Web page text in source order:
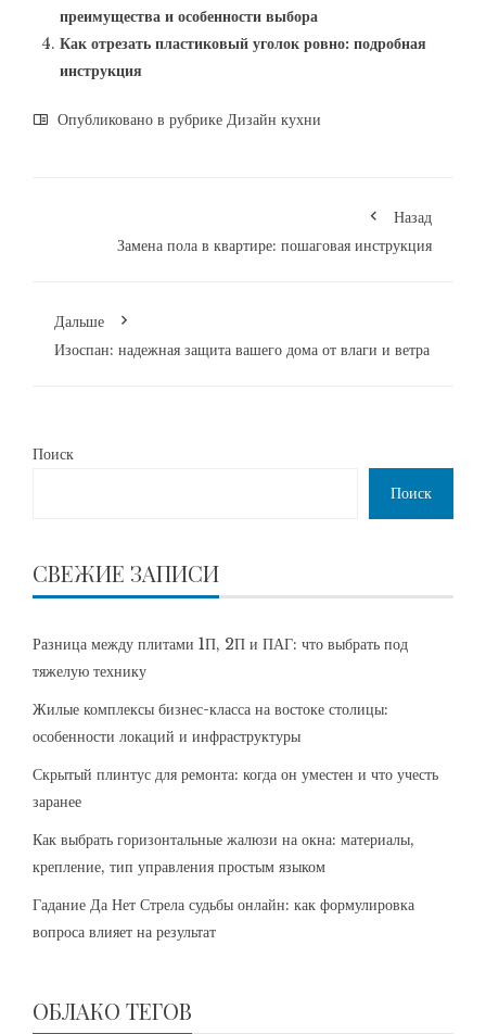
преимущества и особенности выбора
Как отрезать пластиковый уголок ровно: подробная
инструкция
Опубликовано в рубрике Дизайн кухни
Назад
Замена пола в квартире: пошаговая инструкция
Дальше
Изоспан: надежная защита вашего дома от влаги и ветра
Поиск
Поиск
СВЕЖИЕ ЗАПИСИ
Разница между плитами 1П, 2П и ПАГ: что выбрать под
тяжелую технику
Жилые комплексы бизнес-класса на востоке столицы:
особенности локаций и инфраструктуры
Скрытый плинтус для ремонта: когда он уместен и что учесть
заранее
Как выбрать горизонтальные жалюзи на окна: материалы,
крепление, тип управления простым языком
Гадание Да Нет Стрела судьбы онлайн: как формулировка
вопроса влияет на результат
ОБЛАКО ТЕГОВ